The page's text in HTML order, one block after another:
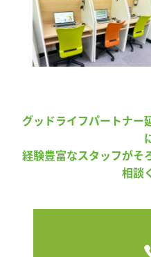
グッドライフパートナー
経験豊富なスタッフがそ
相談